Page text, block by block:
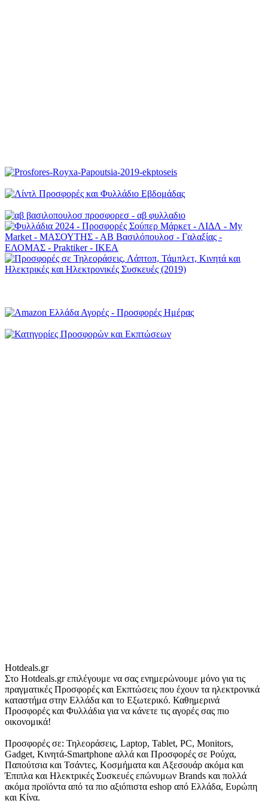
Hotdeals.gr
Στο Hotdeals.gr επιλέγουμε να σας ενημερώνουμε μόνο για τις
πραγματικές Προσφορές και Εκπτώσεις που έχουν τα ηλεκτρονικά
καταστήμα στην Ελλάδα και το Εξωτερικό. Καθημερινά
Προσφορές και Φυλλάδια για να κάνετε τις αγορές σας πιο
οικονομικά!
Προσφορές σε: Τηλεοράσεις, Laptop, Tablet, PC, Monitors,
Gadget, Κινητά-Smartphone αλλά και Προσφορές σε Ρούχα,
Παπούτσια και Τσάντες, Κοσμήματα και Αξεσουάρ ακόμα και
Έπιπλα και Ηλεκτρικές Συσκευές επώνυμων Brands και πολλά
ακόμα προϊόντα από τα πιο αξιόπιστα eshop από Ελλάδα, Ευρώπη
και Κίνα.